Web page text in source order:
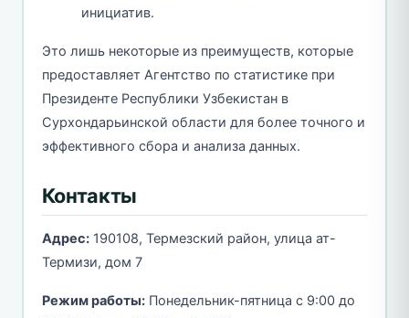
инициатив.
Это лишь некоторые из преимуществ, которые
предоставляет Агентство по статистике при
Президенте Республики Узбекистан в
Сурхондарьинской области для более точного и
эффективного сбора и анализа данных.
Контакты
Адрес:190108, Термезский район, улица ат-
Термизи, дом 7
Режим работы:Понедельник-пятница с 9:00 до